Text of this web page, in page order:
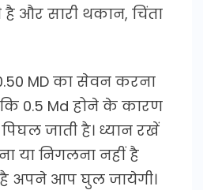
और सारी थकान, चिंता
MD का सेवन करना
0.5 Md होने के कारण
जाती है। ध्यान रखें
या निगलना नहीं है
अपने आप घुल जायेगी।